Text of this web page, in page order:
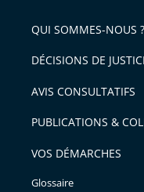
arriver
après
l'article
pour
avant
QUI SOMMES-NOUS ?
DÉCISIONS DE
AVIS CONSULTATIFS
PUBLICATIONS &
VOS DÉMARCHES
Glossaire